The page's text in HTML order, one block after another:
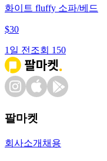
화이트 fluffy 소파/베드
$30
1일 전 조회 150
팔마켓
회사소개 채용